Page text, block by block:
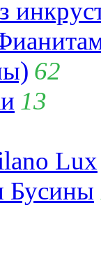
62
13
Lux
Бусины